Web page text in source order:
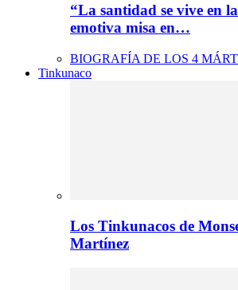
“La santidad se vive en
emotiva misa en…
BIOGRAFÍA DE LOS 4
Tinkunaco
Los Tinkunacos de
Martínez